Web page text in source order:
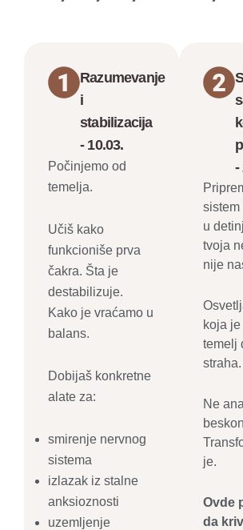
Razumevanje
i
stabilizacija
- 10.03.
Počinjemo od
temelja.
Učiš kako
funkcioniše prva
čakra. Šta je
destabilizuje.
Kako je vraćamo u
balans.
Dobijaš konkretne
alate za:
smirenje nervnog
sistema
izlazak iz stalne
anksioznosti
uzemljenje
-
sistem
u
tvoja
nije
koja
temelj
straha.
Ne
je.
Ovde
da